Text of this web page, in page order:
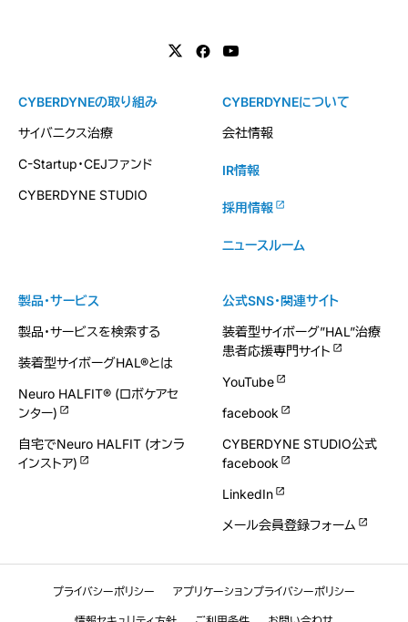
製品・サービス
製品・サービスを検索する
装着型サイボーグHAL®とは
Neuro HALFIT® (ロボケアセ
ンター)
自宅でNeuro HALFIT (オンラ
インストア)
CYBERDYNEの取り組み
サイバニクス治療
C-Startup・CEJファンド
CYBERDYNE STUDIO
CYBERDYNEについて
会社情報
IR情報
採用情報
ニュースルーム
公式SNS・関連サイト
装着型サイボーグ”HAL”治療
患者応援専門サイト
YouTube
facebook
CYBERDYNE STUDIO公式
facebook
LinkedIn
メール会員登録フォーム
プライバシーポリシー アプリケーションプライバシーポリシー